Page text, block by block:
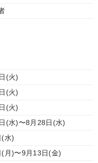
(火)
(火)
(火)
(水)〜8月28日(水)
(水)
月)〜9月13日(金)